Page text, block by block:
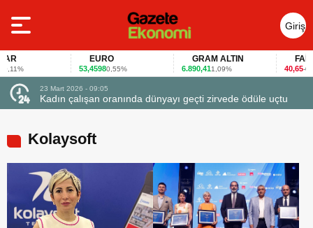
Giriş
Yap
EURO
53,45980,55%
GRAM ALTIN
6.890,411,09%
FAİZ
40,65-
09:05
oranında dünyayı geçti zirvede ödüle uçtu Firmalar gıda
Kolaysoft